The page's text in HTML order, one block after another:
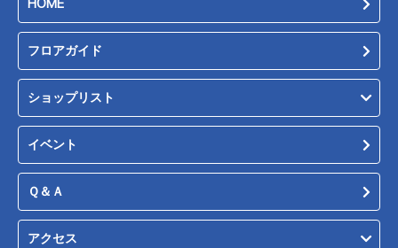
HOME
フロアガイド
ショップリスト
イベント
Ｑ＆Ａ
アクセス